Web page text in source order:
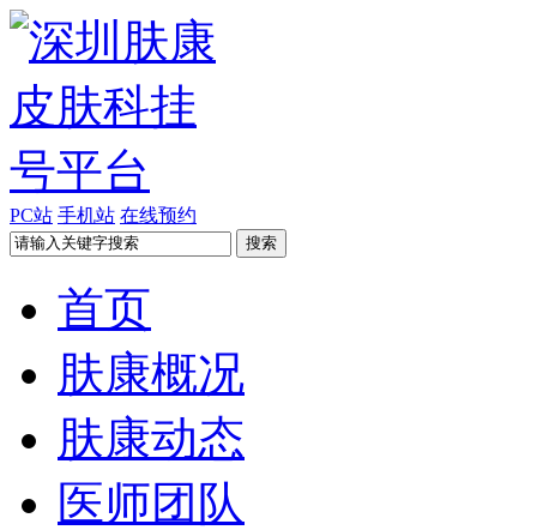
PC站 手机站 在线预约
首页
肤康概况
肤康动态
医师团队